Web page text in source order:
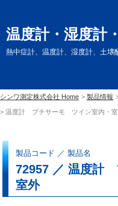
温度計・湿度計
熱中症計、温度計、湿度計、土
シンワ測定株式会社 Home 製品情報
温度計 プチサーモ ツイン室内・
製品コード ／ 製品名
72957 ／ 温度計
室外